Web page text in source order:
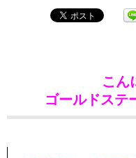
こん
ゴールドステ